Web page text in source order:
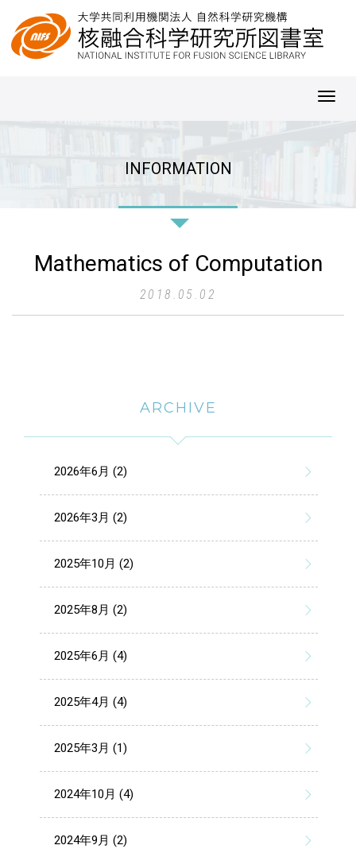
INFORMATION
Mathematics of Computation
2018.05.02
ARCHIVE
2026年6月 (2)
2026年3月 (2)
2025年10月 (2)
2025年8月 (2)
2025年6月 (4)
2025年4月 (4)
2025年3月 (1)
2024年10月 (4)
2024年9月 (2)